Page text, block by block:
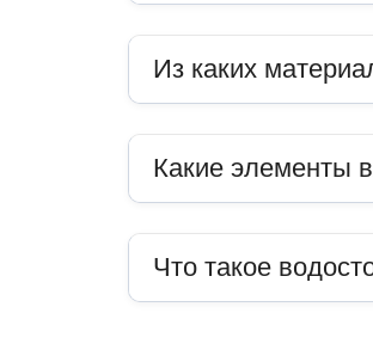
Из каких
Какие элементы
Что такое